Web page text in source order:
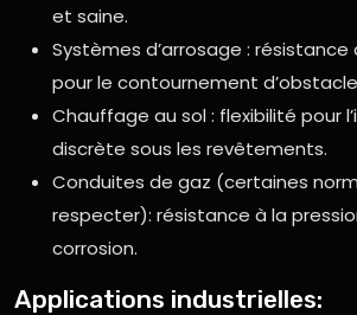
et saine.
Systèmes d’arrosage : résistance
pour le contournement
Chauffage au sol : flexibilité pour
discrète sous les revêtements.
Conduites de gaz (certaines
respecter): résistance à la
corrosion.
Applications industrielles: